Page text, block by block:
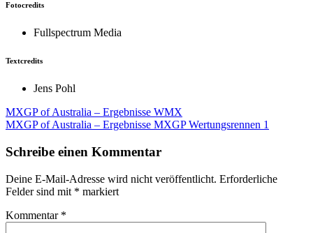
Fotocredits
Fullspectrum Media
Textcredits
Jens Pohl
Beitragsnavigation
MXGP of Australia – Ergebnisse WMX
MXGP of Australia – Ergebnisse MXGP Wertungsrennen 1
Schreibe einen Kommentar
Deine E-Mail-Adresse wird nicht veröffentlicht. Erforderliche
Felder sind mit * markiert
Kommentar *